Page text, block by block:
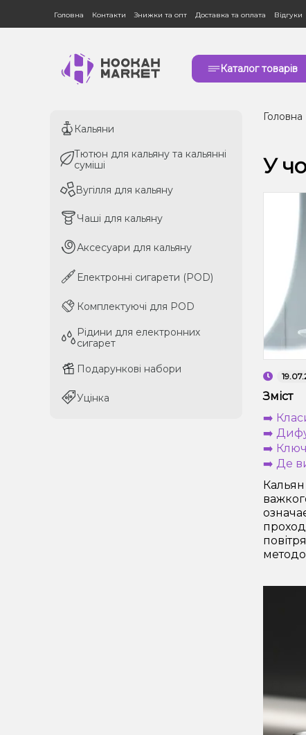
Головна Контакти Знижки та опт Доставка та оплата Відгуки
Каталог товарів
Кальяни
Тютюн для кальяну та кальянні
суміші
Вугілля для кальяну
Чаші для кальяну
Аксесуари для кальяну
Електронні сигарети (POD)
Комплектуючі для POD
Рідини для електронних
сигарет
Подарункові набори
Уцінка
Кальяни
Тютюн для кальяну та кальянні
суміші
Вугілля для кальяну
Чаші для кальяну
Аксесуари для кальяну
Електронні сигарети (POD)
Комплектуючі для POD
Рідини для електронних
сигарет
Подарункові набори
Уцінка
Головна
У
Зміст
➡️
➡️
➡️
➡️ Де